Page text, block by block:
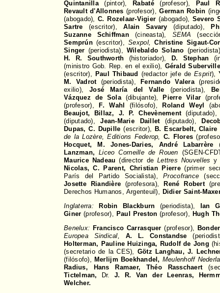
Quintanilla(pintor), Rabaté(profesor),
Paul
Revault d'Allonnes (profesor),German Robin
(abogado),C. Rozelaar-Vigier (abogado), Severo
Sartre (escritor),Alain Savary (diputado),
Suzanne Schiffman (cineasta), SEMA
Semprún(escritor),Sexpol,
Christine Sigaut-
Singer (periodista), Wilebaldo Solano
H. R. Southworth (historiador), D. Stephan
(ministro Gob. Rep. en el exilio), Gérald Suberville
(escritor), Paul Thibaud (redactor jefe deEsprit),
M. Vadrot(periodista), Fernando Valera
exilio),José María del Valle (periodista),
Vázquez de Sola(dibujante), Pierre Vilar
(profesor),
F. Wahl (filósofo), Roland Weyl
Beaujot, Billaz, J. P. Chevènement
(diputado),Jean-Marie Daillet(diputado),
Dupas, C. Dupille (escritor), B. Escarbelt, Claire
de la Lozère, Editions Federop, C. Flores
Hocquet, M. Jones-Daries, André Labarrère
Lanzman,
Liceo Corneille de Rouen (SGEN-
Maurice Nadeau (director deLettres Nouvelles
Nicolas, C. Parent, Christian Pierre(primer
París del Partido Socialista),Procofrance
Josette Riandière (profesora), René Robert
Derechos Humanos, Argenteuil), Didier Saint-
Inglaterra:
Robin Blackburn (periodista),
Ian
Giner (profesor), Paul Preston (profesor), Hugh
Benelux: Francisco Carrasquer (profesor),
Europea Sindical,
A. L. Constandse
Holterman, Pauline Huizinga, Rudolf de Jong
(secretario de la CES), Götz Langhau, J.
(filósofo), Merlijm Boekhandel, Meulenhoff
Radius, Hans Ramaer, Théo Rasschaert
Tictelman,
Dr.J. R. Van der Leenras,
Welcher.